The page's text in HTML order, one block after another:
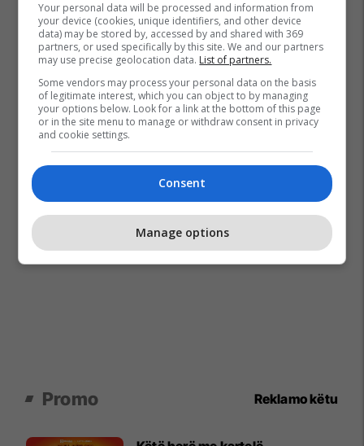
Promo Reklamo këtu
Your personal data will be processed and information from
your device (cookies, unique identifiers, and other device
data) may be stored by, accessed by and shared with 369
partners, or used specifically by this site. We and our partners
may use precise geolocation data. List of partners.
Some vendors may process your personal data on the basis
of legitimate interest, which you can object to by managing
your options below. Look for a link at the bottom of this page
or in the site menu to manage or withdraw consent in privacy
and cookie settings.
Consent
Manage options